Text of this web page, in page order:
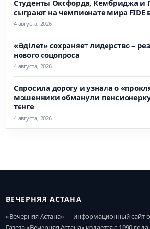
Студенты Оксфорда, Кембриджа и
сыграют на чемпионате мира FIDE
4 августа, 2026
«Әділет» сохраняет лидерство –
нового соцопроса
4 августа, 2026
Спросила дорогу и узнала о
мошенники обманули
тенге
4 августа, 2026
ВЕЧЕРНЯЯ АСТАНА
«Вечерняя Астана» — информационный сайт
Газета «Вечерняя Астана» издается с 1990